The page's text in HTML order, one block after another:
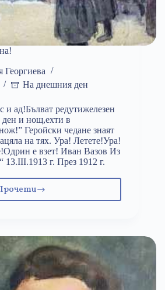
Георгиева
На днешния ден
ад!Бълват редутижелезен
ден и нощ,ехти в
Геройски чедане знаят
на тях. Ура! Летете!Ура!
е взет! Иван Вазов Из
г. През 1912 г.
26